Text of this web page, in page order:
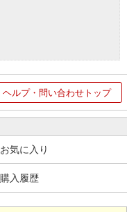
ヘルプ・問い合わせトップ
お気に入り
購入履歴